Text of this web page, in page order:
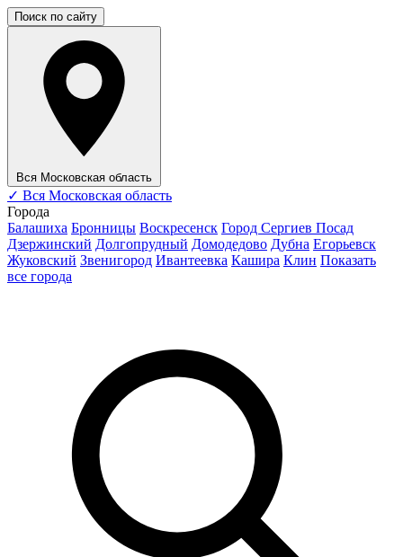
Поиск по сайту
Вся Московская область
✓ Вся Московская область
Города
Балашиха Бронницы Воскресенск Город Сергиев Посад
Дзержинский Долгопрудный Домодедово Дубна Егорьевск
Жуковский Звенигород Ивантеевка Кашира Клин Показать
все города